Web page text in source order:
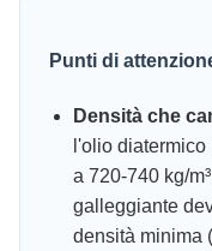
Punti di
Densità che
l'olio diatermico
a 720-740 kg/
galleggiante
densità minima